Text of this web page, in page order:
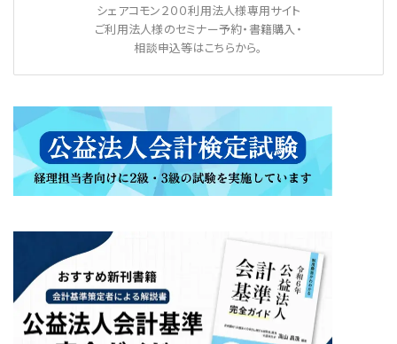
シェアコモン２００利用法人様専用サイト
ご利用法人様のセミナー予約・書籍購入・
相談申込等はこちらから。